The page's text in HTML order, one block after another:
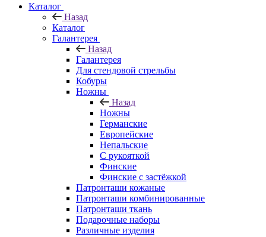
Каталог
Назад
Каталог
Галантерея
Назад
Галантерея
Для стендовой стрельбы
Кобуры
Ножны
Назад
Ножны
Германские
Европейские
Непальские
С рукояткой
Финские
Финские с застёжкой
Патронташи кожаные
Патронташи комбинированные
Патронташи ткань
Подарочные наборы
Различные изделия